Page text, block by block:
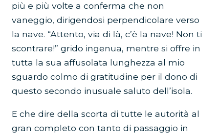
più e più volte a conferma che non
vaneggio, dirigendosi perpendicolare verso
la nave. “Attento, via di là, c’è la nave! Non ti
scontrare!” grido ingenua, mentre si offre in
tutta la sua affusolata lunghezza al mio
sguardo colmo di gratitudine per il dono di
questo secondo inusuale saluto dell’isola.
E che dire della scorta di tutte le autorità al
gran completo con tanto di passaggio in